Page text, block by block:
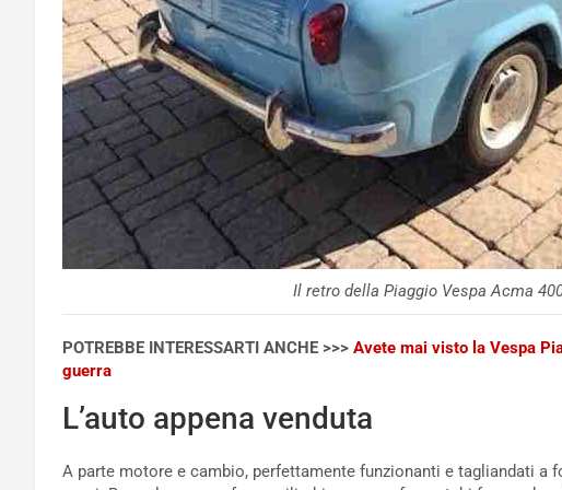
Il retro della Piaggio Vespa Acma
POTREBBE INTERESSARTI ANCHE >>> Avete mai visto la Vespa
guerra
L’auto appena venduta
A parte motore e cambio, perfettamente funzionanti e tagliandati